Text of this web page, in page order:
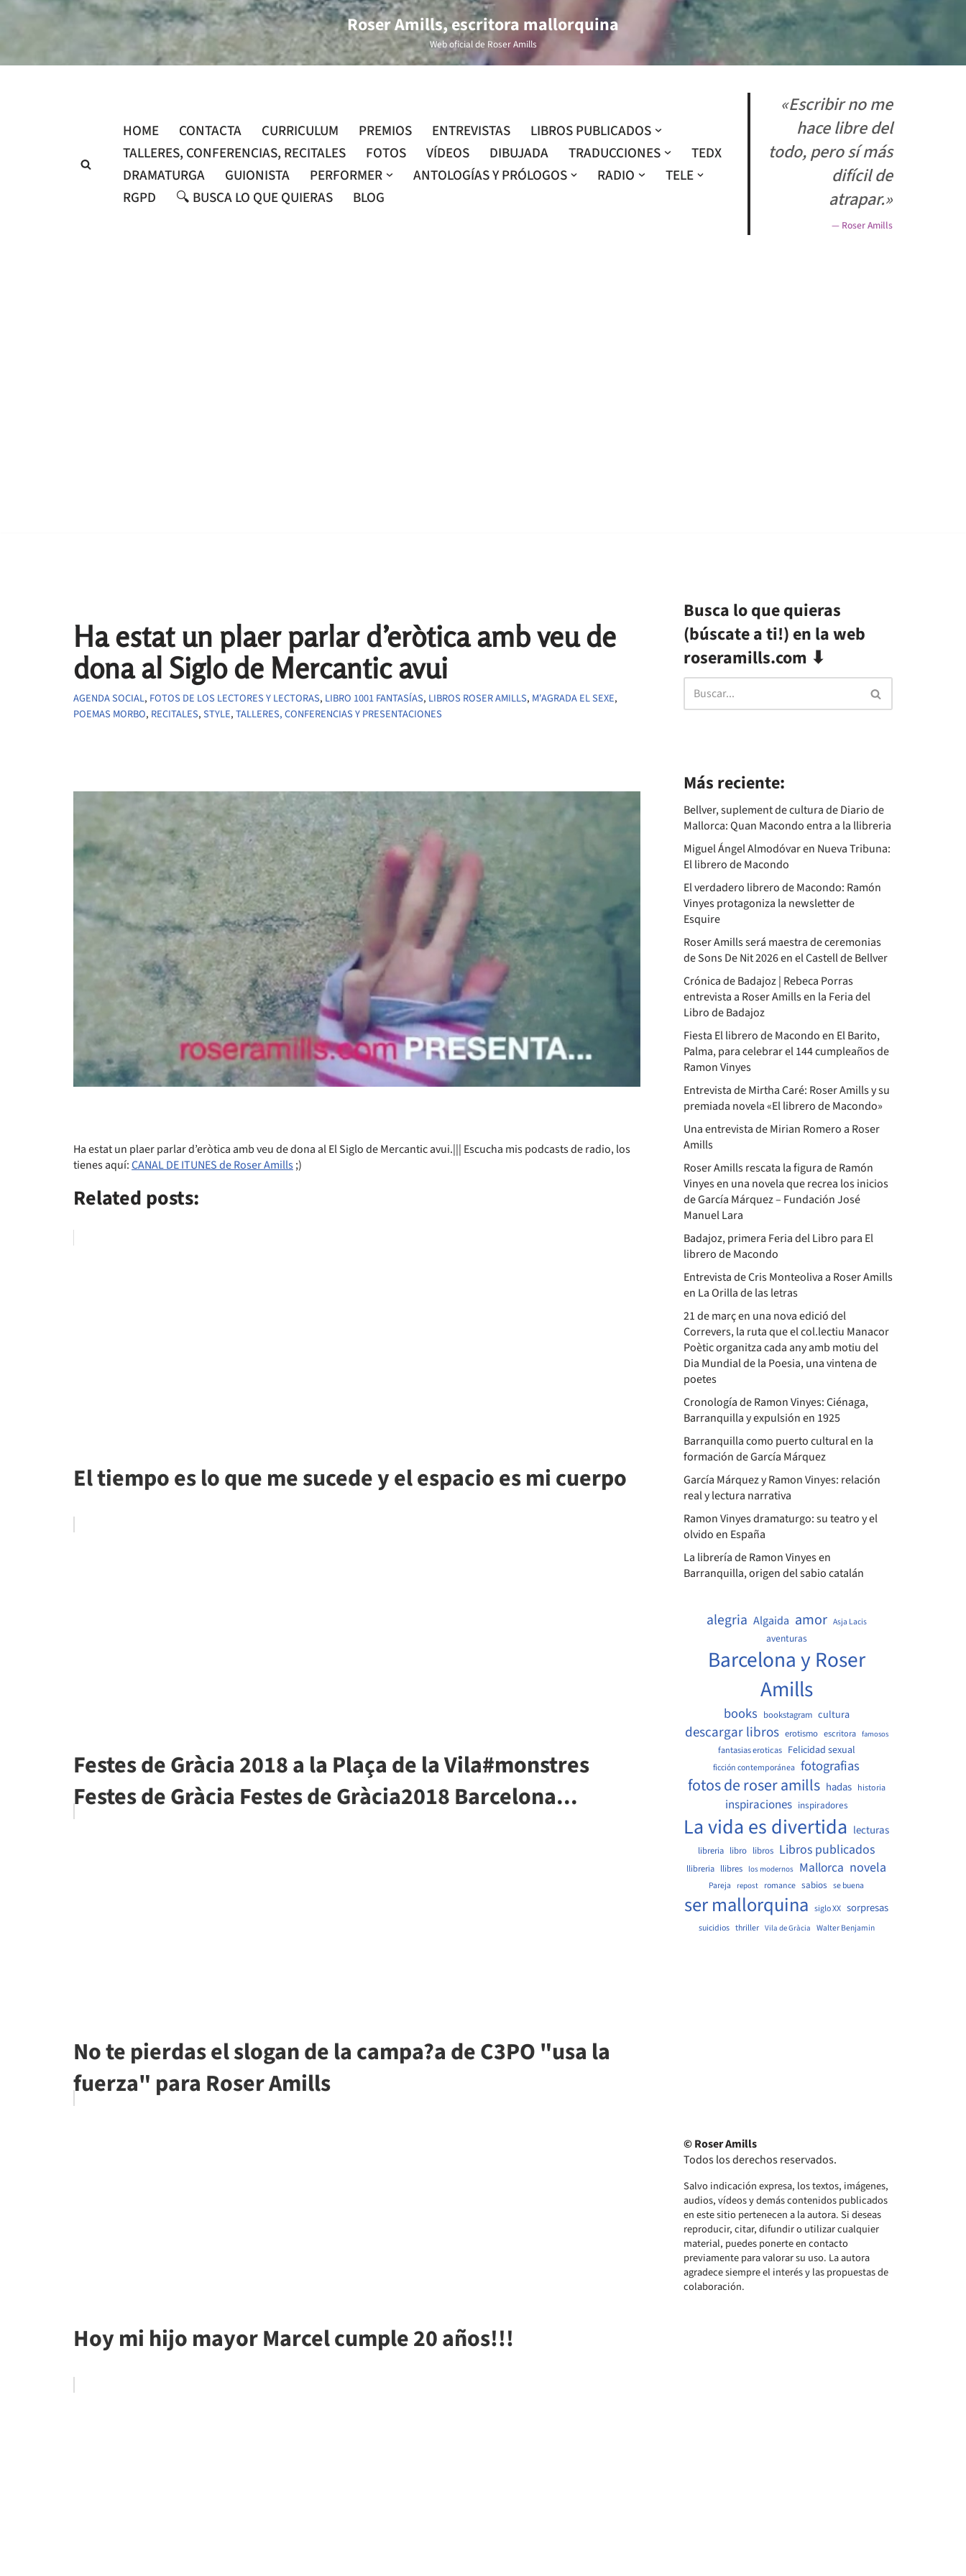
contenido
Roser Amills, escritora mallorquina
Web oficial de Roser Amills
HOME CONTACTA CURRICULUM PREMIOS ENTREVISTAS
LIBROS PUBLICADOS
TALLERES, CONFERENCIAS, RECITALES
FOTOS VÍDEOS DIBUJADA TRADUCCIONES
TEDX
DRAMATURGA
GUIONISTA PERFORMER ANTOLOGÍAS Y PRÓLOGOS RADIO
TELE
RGPD
🔍 BUSCA LO QUE QUIERAS BLOG
«Escribir no me
hace libre del
todo, pero sí más
difícil de
atrapar.»
— Roser Amills
Ha estat un plaer parlar d’eròtica amb veu de
dona al Siglo de Mercantic avui
AGENDA SOCIAL, FOTOS DE LOS LECTORES Y LECTORAS, LIBRO 1001 FANTASÍAS, LIBROS ROSER AMILLS, M'AGRADA EL SEXE,
POEMAS MORBO, RECITALES,STYLE,TALLERES, CONFERENCIAS Y PRESENTACIONES
Ha estat un plaer parlar d’eròtica amb veu de dona al El Siglo de Mercantic avui.||| Escucha mis podcasts de radio, los
tienes aquí:CANAL DE ITUNES de Roser Amills;)
Related posts:
El tiempo es lo que me sucede y el espacio es mi cuerpo
Festes de Gràcia 2018 a la Plaça de la Vila#monstres
Festes de Gràcia Festes de Gràcia2018 Barcelona...
No te pierdas el slogan de la campa?a de C3PO "usa la
fuerza" para Roser Amills
Hoy mi hijo mayor Marcel cumple 20 años!!!
Busca lo que quieras
(búscate a ti!) en la web
roseramills.com ⬇
Más reciente:
Bellver, suplement de cultura de Diario de
Mallorca: Quan Macondo entra a la llibreria
Miguel Ángel Almodóvar en Nueva Tribuna:
El librero de Macondo
El verdadero librero de Macondo: Ramón
Vinyes protagoniza la newsletter de
Esquire
Roser Amills será maestra de ceremonias
de Sons De Nit 2026 en el Castell de Bellver
Crónica de Badajoz | Rebeca Porras
entrevista a Roser Amills en la Feria del
Libro de Badajoz
Fiesta El librero de Macondo en El Barito,
Palma, para celebrar el 144 cumpleaños de
Ramon Vinyes
Entrevista de Mirtha Caré: Roser Amills y su
premiada novela «El librero de Macondo»
Una entrevista de Mirian Romero a Roser
Amills
Roser Amills rescata la figura de Ramón
Vinyes en una novela que recrea los inicios
de García Márquez – Fundación José
Manuel Lara
Badajoz, primera Feria del Libro para El
librero de Macondo
Entrevista de Cris Monteoliva a Roser Amills
en La Orilla de las letras
21 de març en una nova edició del
Correvers, la ruta que el col.lectiu Manacor
Poètic organitza cada any amb motiu del
Dia Mundial de la Poesia, una vintena de
poetes
Cronología de Ramon Vinyes: Ciénaga,
Barranquilla y expulsión en 1925
Barranquilla como puerto cultural en la
formación de García Márquez
García Márquez y Ramon Vinyes: relación
real y lectura narrativa
Ramon Vinyes dramaturgo: su teatro y el
olvido en España
La librería de Ramon Vinyes en
Barranquilla, origen del sabio catalán
alegria Algaida amor Asja Lacis
aventuras
Barcelona y Roser
Amills
books bookstagram cultura
descargar libros erotismo escritora famosos
fantasias eroticas Felicidad sexual
ficción contemporánea fotografias
fotos de roser amills hadas historia
inspiraciones inspiradores
La vida es divertida lecturas
libreria libro libros Libros publicados
llibreria llibres los modernos Mallorca novela
Pareja repost romance sabios se buena
ser mallorquina siglo XX sorpresas
suicidios thriller Vila de Gràcia Walter Benjamin
© Roser Amills
Todos los derechos reservados.
Salvo indicación expresa, los textos, imágenes,
audios, vídeos y demás contenidos publicados
en este sitio pertenecen a la autora. Si deseas
reproducir, citar, difundir o utilizar cualquier
material, puedes ponerte en contacto
previamente para valorar su uso. La autora
agradece siempre el interés y las propuestas de
colaboración.